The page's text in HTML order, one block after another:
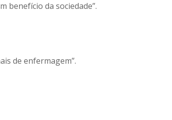
benefício da sociedade”.
de enfermagem”.